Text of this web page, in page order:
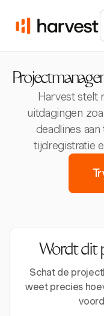
Harvest stelt
uitdagingen
deadlines
tijdregistratie
Wordt dit
Schat de
weet precies